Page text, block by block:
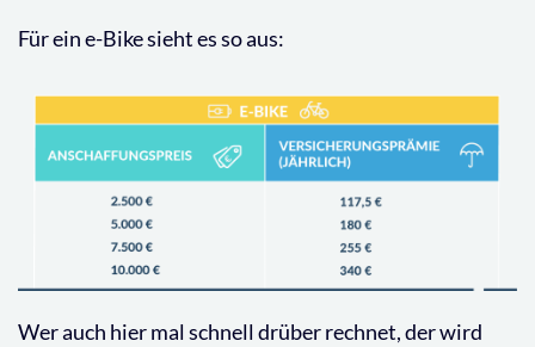
Für ein e-Bike sieht es so aus:
Wer auch hier mal schnell drüber rechnet, der wird